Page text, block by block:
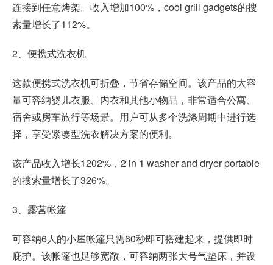
连接到任意烤架。收入增加100%，cool grill gadgets的搜
索量增长了112%。
2、便携式洗衣机
这款便携式洗衣机可折叠，节省存储空间。该产品的大容
量可容纳婴儿衣服、内衣和其他小物品，非常适合公寓、
宿舍或房车旅行等场景。用户可从多个洗涤周期中进行选
择，享受紧凑型洗衣解决方案的便利。
该产品收入增长1202%，2 in 1 washer and dryer portable
的搜索量增长了326%。
3、露营帐篷
可容纳6人的小屋帐篷只需60秒即可搭建起来，提供即时
庇护。该帐篷也足够宽敞，可容纳两张大号气垫床，并设